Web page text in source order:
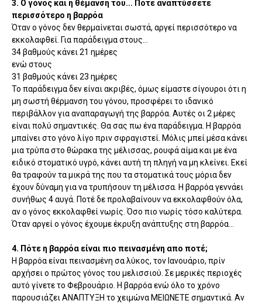
3. Ο γόνος και η θέμανση του... Πότε αναπτύσσετε
περισσότερο η βαρρόα
Όταν ο γόνος δεν θερμαίνεται σωστά, αργεί περισσότερο να
εκκολαφθεί. Για παράδειγμα στους...
34 βαθμούς κάνει 21 ημέρες
ενώ στους
31 βαθμούς κάνει 23 ημέρες
Το παράδειγμα δεν είναι ακριβές, όμως είμαστε σίγουροι ότι η
μη σωστή θέρμανση του γόνου, προσφέρει το ιδανικό
περιβάλλον για αναπαραγωγή της βαρρόα. Αυτές οι 2 μέρες
είναι πολύ σημαντικές. Θα σας πω ένα παράδειγμα. Η βαρρόα
μπαίνει στο γόνο λίγο πριν σφραγιστεί. Μόλις μπεί μέσα κάνει
μια τρύπα στο θώρακα της μέλισσας, ρουφά αίμα και με ένα
ειδικό στοματικό υγρό, κάνει αυτή τη πληγή να μη κλείνει. Εκεί
θα τραφούν τα μικρά της που τα στοματικά τους μόρια δεν
έχουν δύναμη για να τρυπήσουν τη μέλισσα. Η βαρρόα γεννάει
συνήθως 4 αυγά. Ποτέ δε προλαβαίνουν να εκκολαφθούν όλα,
αν ο γόνος εκκολαφθεί νωρίς. Όσο πιο νωρίς τόσο καλύτερα.
Όταν αργεί ο γόνος έχουμε έκρυξη ανάπτυξης στη βαρρόα...
4. Πότε η βαρρόα είναι πιο πεινασμένη απο ποτέ;
Η βαρρόα είναι πεινασμένη σα λύκος, τον Ιανουάριο, πρίν
αρχήσει ο πρώτος γόνος του μελισσιού. Σε μερικές περιοχές
αυτό γίνετε το Φεβρουάριο. Η βαρρόα ενώ όλο το χρόνο
παρουσιάζει ΑΝΑΠΤΥΞΗ το χειμώνα ΜΕΙΩΝΕΤΕ σημαντικά. Αν